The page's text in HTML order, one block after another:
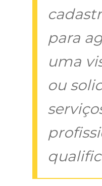
para
uma
ou